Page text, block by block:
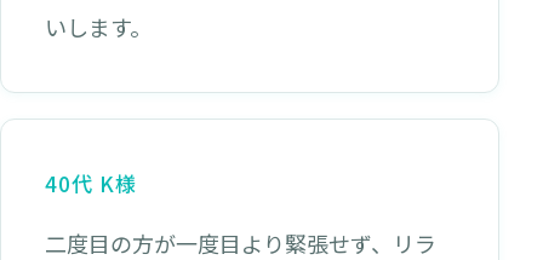
いします。
40代 K様
二度目の方が一度目より緊張せず、リラ